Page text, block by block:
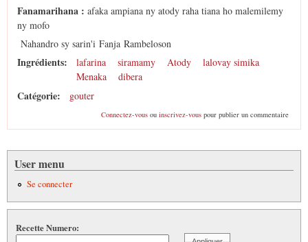
Fanamarihana : afaka ampiana ny atody raha tiana ho malemilemy
ny mofo
Nahandro sy sarin'i ‎Fanja‬ Rambeloson
Ingrédients: lafarina siramamy Atody
lalovay simika
Menaka
dibera
Catégorie: gouter
Connectez-vousou inscrivez-vouspour publier un commentaire
User menu
Se connecter
Recette Numero: